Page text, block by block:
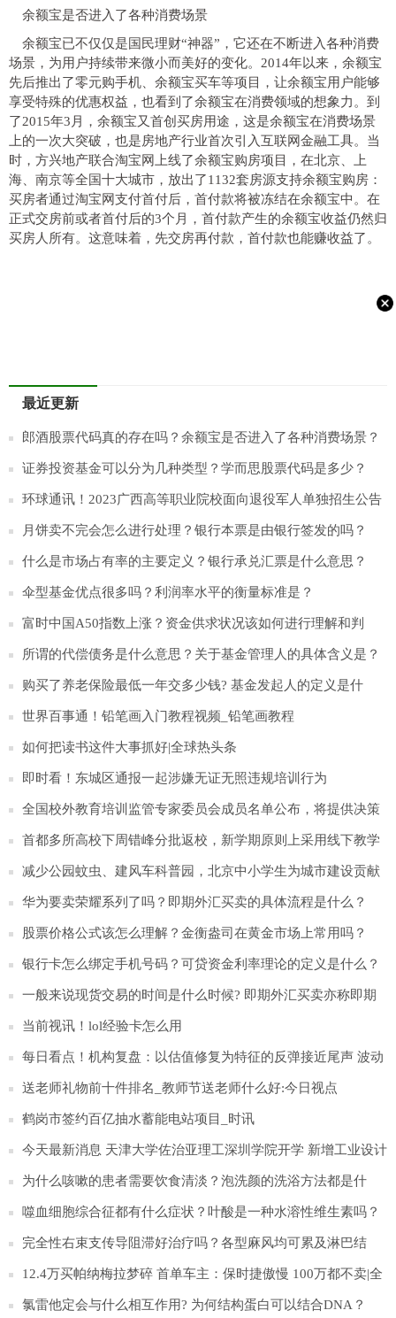
余额宝是否进入了各种消费场景
余额宝已不仅仅是国民理财“神器”，它还在不断进入各种消费
场景，为用户持续带来微小而美好的变化。2014年以来，余额宝
先后推出了零元购手机、余额宝买车等项目，让余额宝用户能够
享受特殊的优惠权益，也看到了余额宝在消费领域的想象力。到
了2015年3月，余额宝又首创买房用途，这是余额宝在消费场景
上的一次大突破，也是房地产行业首次引入互联网金融工具。当
时，方兴地产联合淘宝网上线了余额宝购房项目，在北京、上
海、南京等全国十大城市，放出了1132套房源支持余额宝购房：
买房者通过淘宝网支付首付后，首付款将被冻结在余额宝中。在
正式交房前或者首付后的3个月，首付款产生的余额宝收益仍然归
买房人所有。这意味着，先交房再付款，首付款也能赚收益了。
最近更新
郎酒股票代码真的存在吗？​余额宝是否进入了各种消费场景？
证券投资基金可以分为几种类型？学而思股票代码是多少？
环球通讯！2023广西高等职业院校面向退役军人单独招生公告
（对象+时间）
月饼卖不完会怎么进行处理？银行本票是由银行签发的吗？
什么是市场占有率的主要定义？银行承兑汇票是什么意思？
伞型基金优点很多吗？利润率水平的衡量标准是？
富时中国A50指数上涨？资金供求状况该如何进行理解和判
断？
所谓的代偿债务是什么意思？关于基金管理人的具体含义是？
购买了养老保险最低一年交多少钱? 基金发起人的定义是什
么？
世界百事通！铅笔画入门教程视频_铅笔画教程
如何把读书这件大事抓好|全球热头条
即时看！东城区通报一起涉嫌无证无照违规培训行为
全国校外教育培训监管专家委员会成员名单公布，将提供决策
咨询等_每日简讯
首都多所高校下周错峰分批返校，新学期原则上采用线下教学
模式
减少公园蚊虫、建风车科普园，北京中小学生为城市建设贡献
金点子_世界播资讯
华为要卖荣耀系列了吗？即期外汇买卖的具体流程是什么？
股票价格公式该怎么理解？金衡盎司在黄金市场上常用吗？
银行卡怎么绑定手机号码？可贷资金利率理论的定义是什么？
一般来说现货交易的时间是什么时候? 即期外汇买卖亦称即期
交易？
当前视讯！lol经验卡怎么用
每日看点！机构复盘：以估值修复为特征的反弹接近尾声 波动
会有所加大
送老师礼物前十件排名_教师节送老师什么好:今日视点
鹤岗市签约百亿抽水蓄能电站项目_时讯
今天最新消息 天津大学佐治亚理工深圳学院开学 新增工业设计
硕士项目-天天时快讯
为什么咳嗽的患者需要饮食清淡？泡洗颜的洗浴方法都是什
么？
噬血细胞综合征都有什么症状？叶酸是一种水溶性维生素吗？
完全性右束支传导阻滞好治疗吗？各型麻风均可累及淋巴结
吗？
12.4万买帕纳梅拉梦碎 首单车主：保时捷傲慢 100万都不卖|全
球新视野
氯雷他定会与什么相互作用? 为何结构蛋白可以结合DNA？